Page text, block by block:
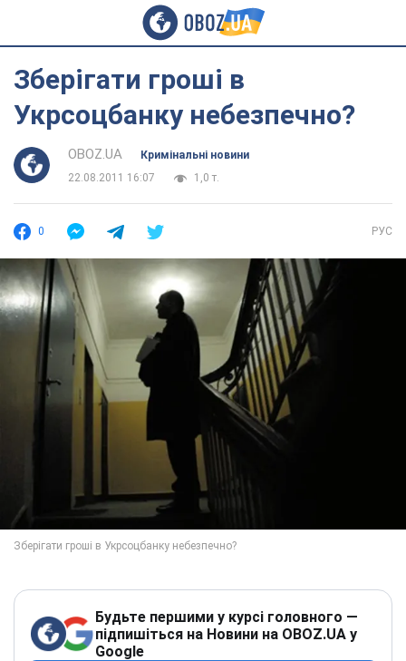
Зберігати гроші в
Укрсоцбанку небезпечно?
OBOZ.UA
Кримінальні новини
22.08.2011 16:07
1,0 т.
0 РУС
Будьте першими у курсі головного —
підпишіться на Новини на OBOZ.UA у
Google